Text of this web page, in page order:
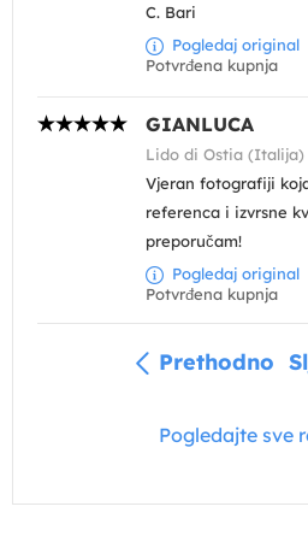
C. Bari
Pogledaj original
Potvrđena kupnja
GIANLUCA
Lido di Ostia (Italija)
Vjeran fotografiji
referenca i izvrsne
preporučam!
Pogledaj original
Potvrđena kupnja
Prethodno
Pogledajte sve